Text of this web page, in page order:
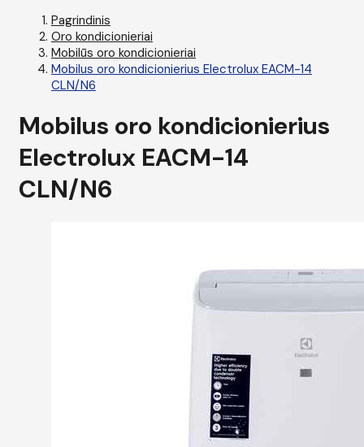
Pagrindinis
Oro kondicionieriai
Mobilūs oro kondicionieriai
Mobilus oro kondicionierius Electrolux EACM-14
CLN/N6
Mobilus oro kondicionierius
Electrolux EACM-14
CLN/N6